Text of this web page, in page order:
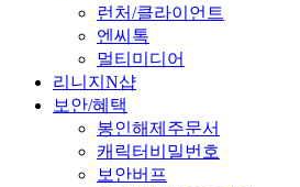
런처/클라이언트
엔씨톡
멀티미디어
리니지N샵
보안/혜택
봉인해제주문서
캐릭터비밀번호
보안버프